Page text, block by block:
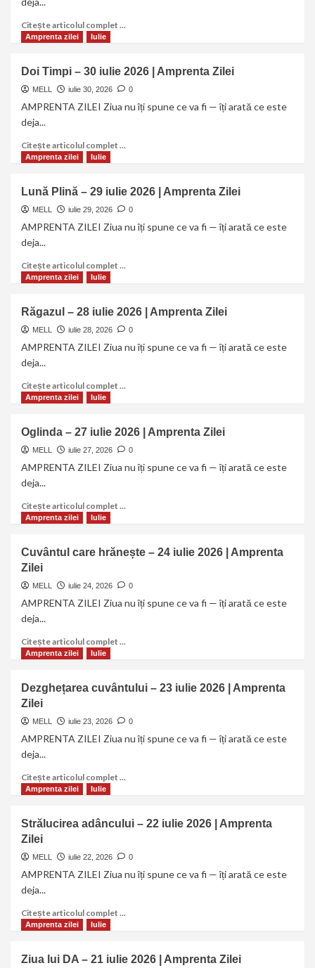
Citește articolul complet ...
Amprenta zilei Iulie
Doi Timpi – 30 iulie 2026 | Amprenta Zilei
MELL iulie 30, 2026 0
AMPRENTA ZILEI Ziua nu îți spune ce va fi — îți arată ce este
deja...
Citește articolul complet ...
Amprenta zilei Iulie
Lună Plină – 29 iulie 2026 | Amprenta Zilei
MELL iulie 29, 2026 0
AMPRENTA ZILEI Ziua nu îți spune ce va fi — îți arată ce este
deja...
Citește articolul complet ...
Amprenta zilei Iulie
Răgazul – 28 iulie 2026 | Amprenta Zilei
MELL iulie 28, 2026 0
AMPRENTA ZILEI Ziua nu îți spune ce va fi — îți arată ce este
deja...
Citește articolul complet ...
Amprenta zilei Iulie
Oglinda – 27 iulie 2026 | Amprenta Zilei
MELL iulie 27, 2026 0
AMPRENTA ZILEI Ziua nu îți spune ce va fi — îți arată ce este
deja...
Citește articolul complet ...
Amprenta zilei Iulie
Cuvântul care hrănește – 24 iulie 2026 | Amprenta
Zilei
MELL iulie 24, 2026 0
AMPRENTA ZILEI Ziua nu îți spune ce va fi — îți arată ce este
deja...
Citește articolul complet ...
Amprenta zilei Iulie
Dezghețarea cuvântului – 23 iulie 2026 | Amprenta
Zilei
MELL iulie 23, 2026 0
AMPRENTA ZILEI Ziua nu îți spune ce va fi — îți arată ce este
deja...
Citește articolul complet ...
Amprenta zilei Iulie
Strălucirea adâncului – 22 iulie 2026 | Amprenta
Zilei
MELL iulie 22, 2026 0
AMPRENTA ZILEI Ziua nu îți spune ce va fi — îți arată ce este
deja...
Citește articolul complet ...
Amprenta zilei Iulie
Ziua lui DA – 21 iulie 2026 | Amprenta Zilei